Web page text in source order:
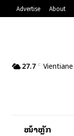
Advertise About
27.7 C Vientiane
ໜ້າຫຼັກ